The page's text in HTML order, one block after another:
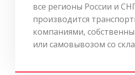
все регионы России и
производится
компаниями,
или самовывозом со